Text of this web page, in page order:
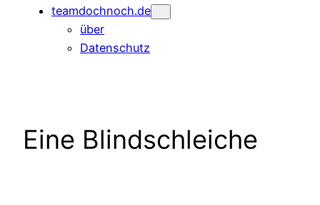
teamdochnoch.de
über
Datenschutz
Eine Blindschleiche